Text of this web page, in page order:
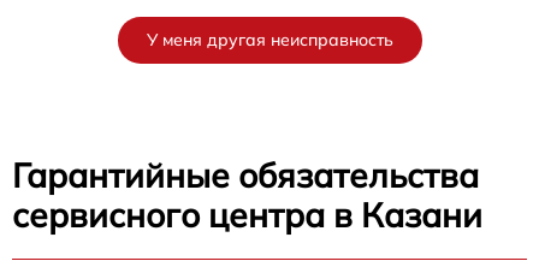
У меня другая неисправность
Гарантийные обязательства
сервисного центра в Казани